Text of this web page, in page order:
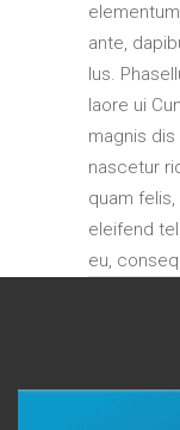
ante,
lus.
laore ui
magnis
nascetur
quam
eleifend
eu,